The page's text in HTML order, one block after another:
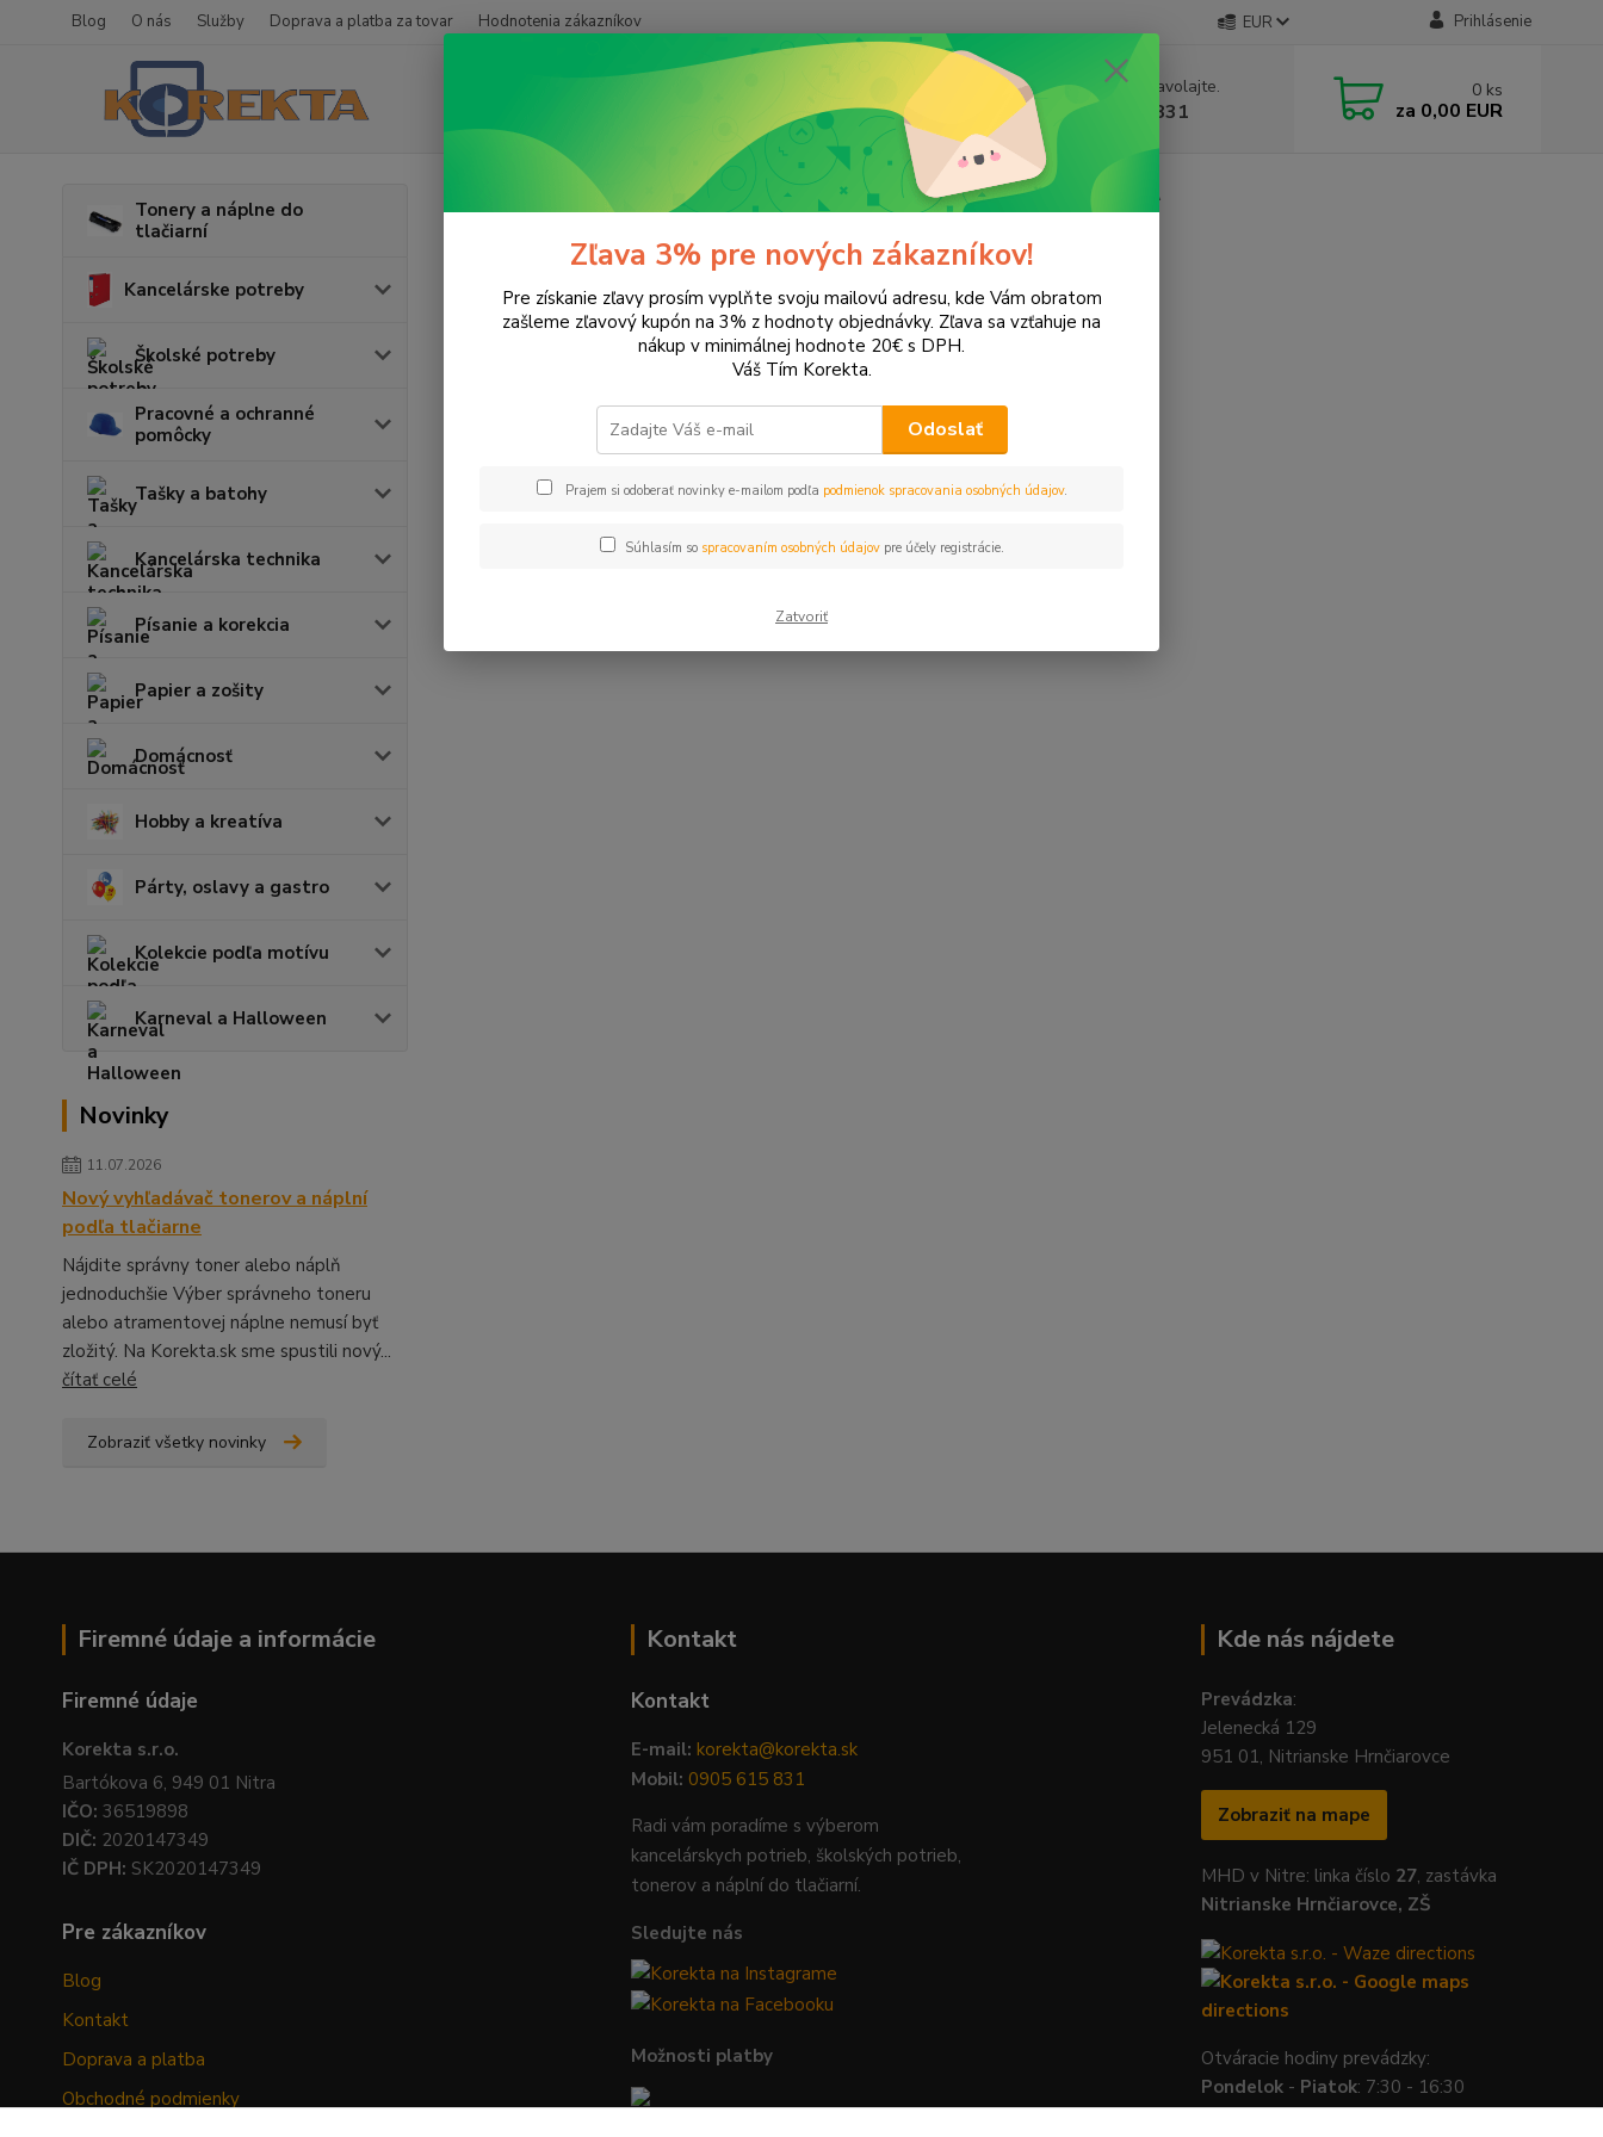
Blog O nás Služby Doprava a platba za tovar Hodnotenia zákazníkov EUR Prihlásenie
Neviete si rady? Zavolajte.
+421 905 615 831
0 ks
za 0,00 EUR
Tonery a náplne do
tlačiarní
Kancelárske potreby
Školské potreby
Pracovné a ochranné
pomôcky
Tašky a batohy
Kancelárska technika
Písanie a korekcia
Papier a zošity
Domácnosť
Hobby a kreatíva
Párty, oslavy a gastro
Kolekcie podľa motívu
Karneval a Halloween
Novinky
11.07.2026
Nový vyhľadávač tonerov a náplní
podľa tlačiarne
Nájdite správny toner alebo náplň
jednoduchšie Výber správneho toneru
alebo atramentovej náplne nemusí byť
zložitý. Na Korekta.sk sme spustili nový...
čítať celé
Zobraziť všetky novinky
Tonery a náplne do tlačiarní Hewlett Packard HP OfficeJet OfficeJet Pro 8500A
OfficeJet Pro 8500A
V tejto kategórii nebol nájdený žiadny tovar.
Firemné údaje a informácie
Firemné údaje
Korekta s.r.o.
Bartókova 6, 949 01 Nitra
IČO: 36519898
DIČ: 2020147349
IČ DPH: SK2020147349
Pre zákazníkov
Blog
Kontakt
Doprava a platba
Obchodné podmienky
Kontakt
Kontakt
E-mail: korekta@korekta.sk
Mobil: 0905 615 831
Radi vám poradíme s výberom
kancelárskych potrieb, školských potrieb,
tonerov a náplní do tlačiarní.
Sledujte nás
Možnosti platby
Kde nás nájdete
Prevádzka:
Jelenecká 129
951 01, Nitrianske Hrnčiarovce
Zobraziť na mape
MHD v Nitre: linka číslo 27, zastávka
Nitrianske Hrnčiarovce, ZŠ
Otváracie hodiny prevádzky:
Pondelok - Piatok: 7:30 - 16:30
Zľava 3% pre nových zákazníkov!
Pre získanie zľavy prosím vyplňte svoju mailovú adresu, kde Vám obratom
zašleme zľavový kupón na 3% z hodnoty objednávky. Zľava sa vzťahuje na
nákup v minimálnej hodnote 20€ s DPH.
Váš Tím Korekta.
Odoslať
Prajem si odoberať novinky e-mailom podľa podmienok spracovania osobných údajov.
Súhlasím so spracovaním osobných údajovpre účely registrácie.
Zatvoriť